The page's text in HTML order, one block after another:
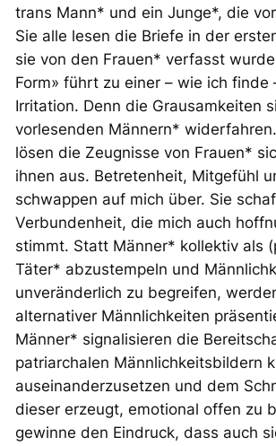
trans Mann* und ein Junge*, die
Sie alle lesen die Briefe in der
sie von den Frauen* verfasst
Form» führt zu einer – wie ich finde
Irritation. Denn die Grausamkeiten
vorlesenden Männern*
lösen die Zeugnisse von Frauen*
ihnen aus. Betretenheit, Mitgefühl
schwappen auf mich über. Sie
Verbundenheit, die mich auch
stimmt. Statt Männer* kollektiv als
Täter* abzustempeln und
unveränderlich zu begreifen,
alternativer Männlichkeiten
Männer* signalisieren die
patriarchalen Männlichkeitsbildern
auseinanderzusetzen und dem
dieser erzeugt, emotional offen zu
gewinne den Eindruck, dass auch